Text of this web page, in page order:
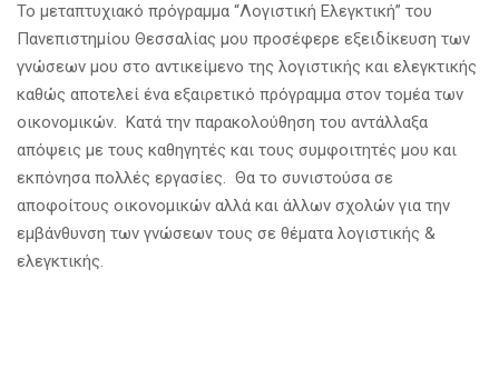
Το μεταπτυχιακό πρόγραμμα “Λογιστική Ελεγκτική” του
Πανεπιστημίου Θεσσαλίας μου προσέφερε εξειδίκευση των
γνώσεων μου στο αντικείμενο της λογιστικής και ελεγκτικής
καθώς αποτελεί ένα εξαιρετικό πρόγραμμα στον τομέα των
οικονομικών. Κατά την παρακολούθηση του αντάλλαξα
απόψεις με τους καθηγητές και τους συμφοιτητές μου και
εκπόνησα πολλές εργασίες. Θα το συνιστούσα σε
αποφοίτους οικονομικών αλλά και άλλων σχολών για την
εμβάνθυνση των γνώσεων τους σε θέματα λογιστικής &
ελεγκτικής.